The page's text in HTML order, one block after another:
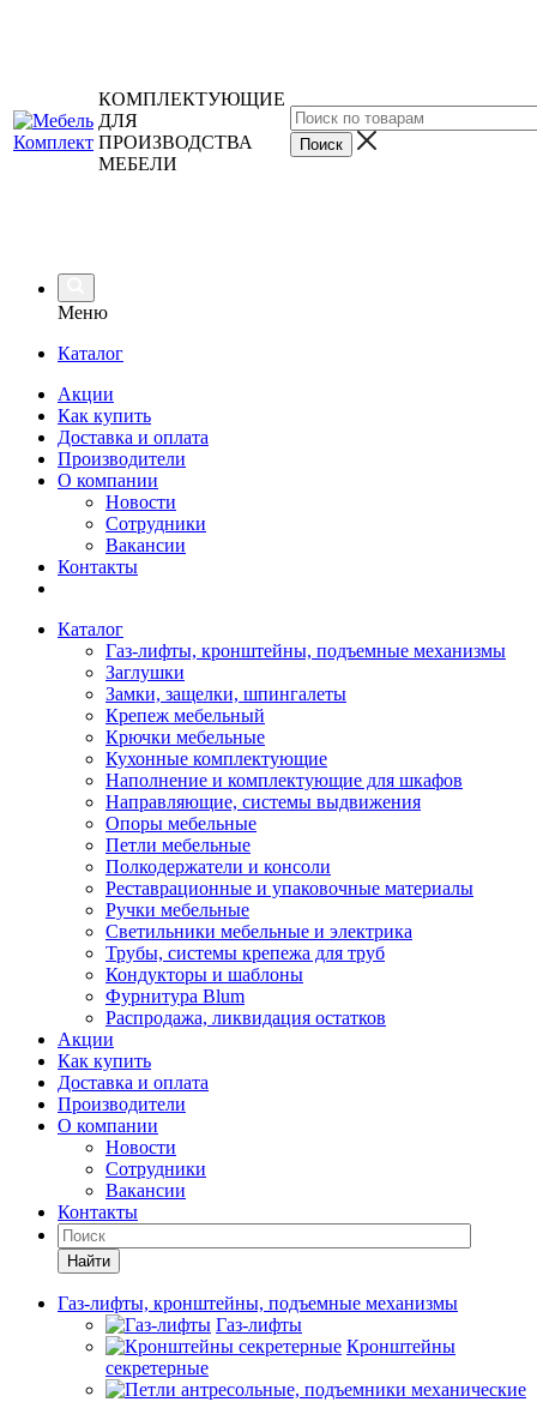
КОМПЛЕКТУЮЩИЕ
ДЛЯ
ПРОИЗВОДСТВА
МЕБЕЛИ
Меню
Каталог
Акции
Как купить
Доставка и оплата
Производители
О компании
Новости
Сотрудники
Вакансии
Контакты
Каталог
Газ-лифты, кронштейны, подъемные механизмы
Заглушки
Замки, защелки, шпингалеты
Крепеж мебельный
Крючки мебельные
Кухонные комплектующие
Наполнение и комплектующие для шкафов
Направляющие, системы выдвижения
Опоры мебельные
Петли мебельные
Полкодержатели и консоли
Реставрационные и упаковочные материалы
Ручки мебельные
Светильники мебельные и электрика
Трубы, системы крепежа для труб
Кондукторы и шаблоны
Фурнитура Blum
Распродажа, ликвидация остатков
Акции
Как купить
Доставка и оплата
Производители
О компании
Новости
Сотрудники
Вакансии
Контакты
Найти
Газ-лифты, кронштейны, подъемные механизмы
Газ-лифты
Кронштейны
секретерные